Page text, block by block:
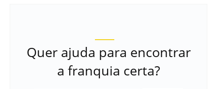
Quer ajuda para encontrar
a franquia certa?